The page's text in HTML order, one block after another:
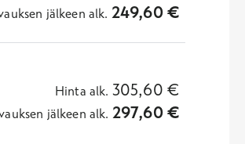
jälkeen alk. 249,60€
Hinta alk. 305,60 €
jälkeen alk. 297,60€